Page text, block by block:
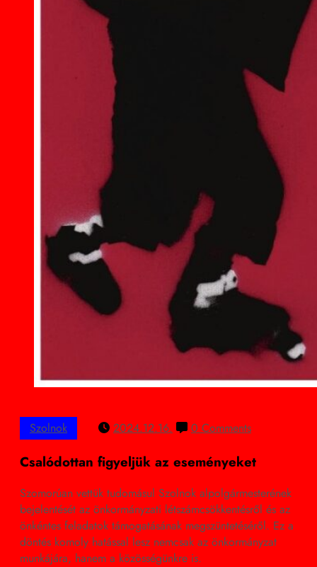
Szolnok 2024.12.16. 0 Comments
Csalódottan figyeljük az eseményeket
Szomorúan vettük tudomásul Szolnok alpolgármesterének
bejelentését az önkormányzati létszámcsökkentésről és az
önkéntes feladatok támogatásának megszüntetéséről. Ez a
döntés komoly hatással lesz nemcsak az önkormányzat
munkájára, hanem a közösségünkre is.